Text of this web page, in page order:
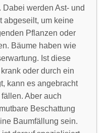
werden Ast- und
abgeseilt, um keine
Pflanzen oder
Bäume haben wie
Ist diese
oder durch ein
kann es angebracht
Aber auch
Beschattung
Baumfällung sein.